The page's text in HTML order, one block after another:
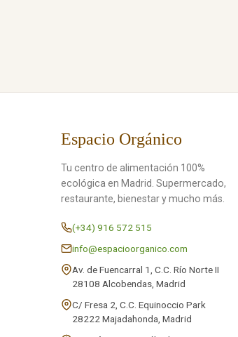
Espacio Orgánico
Tu centro de alimentación 100%
ecológica en Madrid. Supermercado,
restaurante, bienestar y mucho más.
(+34) 916 572 515
info@espacioorganico.com
Av. de Fuencarral 1, C.C. Río Norte II
28108 Alcobendas, Madrid
C/ Fresa 2, C.C. Equinoccio Park
28222 Majadahonda, Madrid